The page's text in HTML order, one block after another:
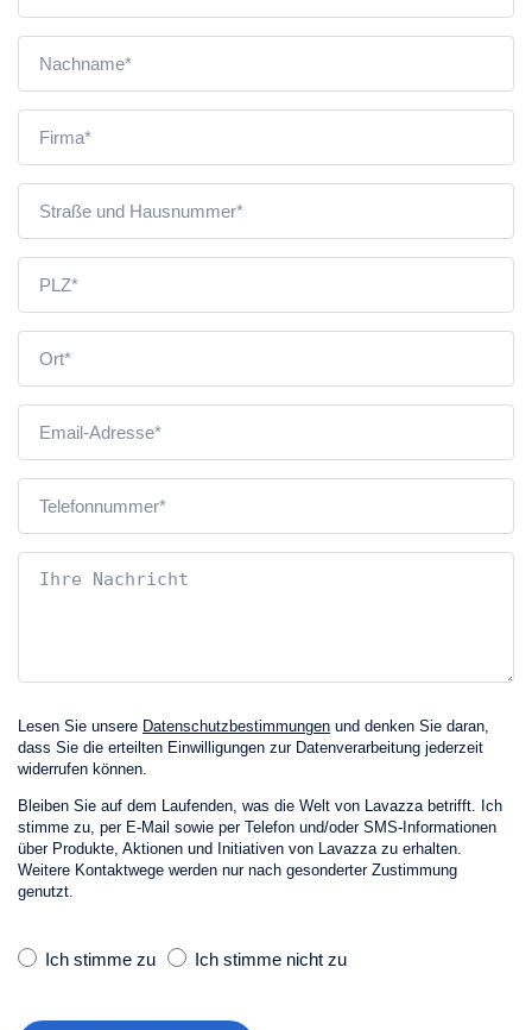
Lesen Sie unsere Datenschutzbestimmungen und denken Sie daran,
dass Sie die erteilten Einwilligungen zur Datenverarbeitung jederzeit
widerrufen können.
Bleiben Sie auf dem Laufenden, was die Welt von Lavazza betrifft. Ich
stimme zu, per E‑Mail sowie per Telefon und/oder SMS-Informationen
über Produkte, Aktionen und Initiativen von Lavazza zu erhalten.
Weitere Kontaktwege werden nur nach gesonderter Zustimmung
genutzt.
Ich stimme zu Ich stimme nicht zu